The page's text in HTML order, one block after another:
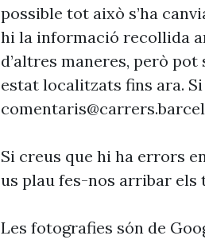
possible tot això s’ha
hi la informació recollida
d’altres maneres, però pot
estat localitzats fins ara. Si
Si creus que hi ha errors
us plau fes-nos arribar els
Les fotografies són de